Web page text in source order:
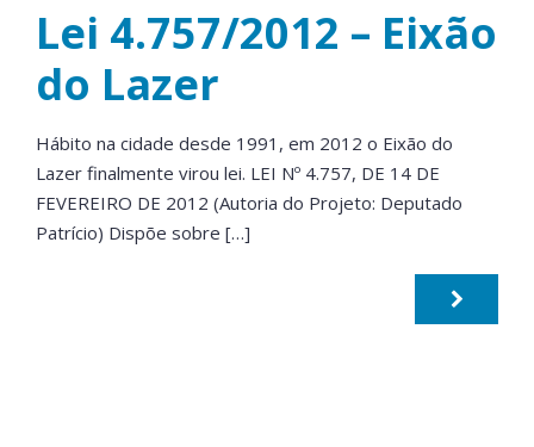
Lei 4.757/2012 – Eixão
do Lazer
Hábito na cidade desde 1991, em 2012 o Eixão do
Lazer finalmente virou lei. LEI Nº 4.757, DE 14 DE
FEVEREIRO DE 2012 (Autoria do Projeto: Deputado
Patrício) Dispõe sobre […]